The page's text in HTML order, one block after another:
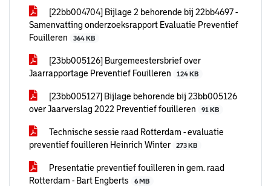
[22bb004704] Bijlage 2 behorende bij 22bb4697 -
Samenvatting onderzoeksrapport Evaluatie Preventief
Fouilleren
364 KB
[23bb005126] Burgemeestersbrief over
Jaarrapportage Preventief Fouilleren
124 KB
[23bb005127] Bijlage behorende bij 23bb005126
over Jaarverslag 2022 Preventief fouilleren
91 KB
Technische sessie raad Rotterdam - evaluatie
preventief fouilleren Heinrich Winter
273 KB
Presentatie preventief fouilleren in gem. raad
Rotterdam - Bart Engberts
6 MB